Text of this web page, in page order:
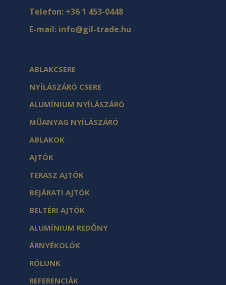
Telefon: +36 1 453-0448
E-mail: info@gil-trade.hu
ABLAKCSERE
NYÍLÁSZÁRÓ CSERE
ALUMÍNIUM NYÍLÁSZÁRÓ
MŰANYAG NYÍLÁSZÁRÓ
ABLAKOK
AJTÓK
TERASZ AJTÓK
BEJÁRATI AJTÓK
BELTÉRI AJTÓK
ALUMÍNIUM REDŐNY
ÁRNYÉKOLÓK
RÓLUNK
REFERENCIÁK